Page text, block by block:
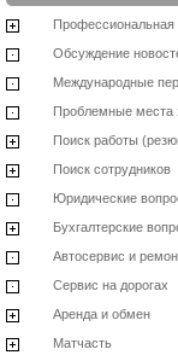
Профессиональная
Обсуждение
Международные
Проблемные места
Поиск работы
Поиск сотрудников
Юридические
Бухгалтерские
Автосервис и
Сервис на дорогах
Аренда и обмен
Матчасть